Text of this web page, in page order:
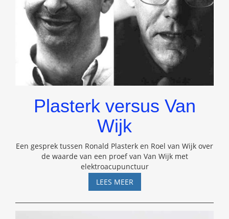
Plasterk versus Van
Wijk
Een gesprek tussen Ronald Plasterk en Roel van Wijk over
de waarde van een proef van Van Wijk met
elektroacupunctuur
LEES MEERPLASTERK
VERSUS
VAN